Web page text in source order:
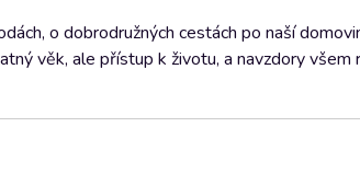
o dobrodružných cestách po naší
věk, ale přístup k životu, a navzdory všem